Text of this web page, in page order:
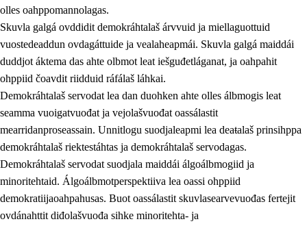
1.2 Identitehta ja kultuvrralaš girjáivuohta
1.3 Kritihkalaš jurddašeapmi ja ehtalaš diđolašvuohta
1.4 Hutkanillu, beroštupmi ja suokkardanhuovva
1.5 Luondduákten ja birasdiđolašvuohta
1.6 Demokratiija ja mielváikkuheapmi
olles oahppomannolagas.
Skuvla galgá ovddidit demokráhtalaš árvvuid ja miellaguottuid
vuostedeaddun ovdagáttuide ja vealaheapmái. Skuvla galgá maiddái
duddjot áktema das ahte olbmot leat iešguđetláganat, ja oahpahit
ohppiid čoavdit riidduid ráfálaš láhkai.
Demokráhtalaš servodat lea dan duohken ahte olles álbmogis leat
seamma vuoigatvuođat ja vejolašvuođat oassálastit
mearridanproseassain. Unnitlogu suodjaleapmi lea deaŧalaš prinsihppa
demokráhtalaš riektestáhtas ja demokráhtalaš servodagas.
Demokráhtalaš servodat suodjala maiddái álgoálbmogiid ja
minoritehtaid. Álgoálbmotperspektiiva lea oassi ohppiid
demokratiijaoahpahusas. Buot oassálastit skuvlasearvevuođas fertejit
ovdánahttit diđolašvuođa sihke minoritehta- ja